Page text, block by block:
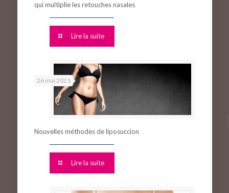
qui multiplie les retouches nasales
Lire la suite
26 mai 2021
Nouvelles méthodes de liposuccion
Lire la suite